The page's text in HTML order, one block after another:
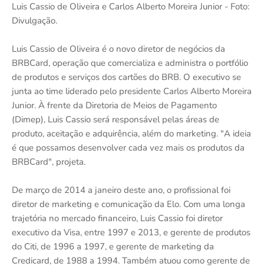
Luis Cassio de Oliveira e Carlos Alberto Moreira Junior - Foto:
Divulgação.
Luis Cassio de Oliveira é o novo diretor de negócios da
BRBCard, operação que comercializa e administra o portfólio
de produtos e serviços dos cartões do BRB. O executivo se
junta ao time liderado pelo presidente Carlos Alberto Moreira
Junior. À frente da Diretoria de Meios de Pagamento
(Dimep), Luis Cassio será responsável pelas áreas de
produto, aceitação e adquirência, além do marketing. "A ideia
é que possamos desenvolver cada vez mais os produtos da
BRBCard", projeta.
De março de 2014 a janeiro deste ano, o profissional foi
diretor de marketing e comunicação da Elo. Com uma longa
trajetória no mercado financeiro, Luis Cassio foi diretor
executivo da Visa, entre 1997 e 2013, e gerente de produtos
do Citi, de 1996 a 1997, e gerente de marketing da
Credicard, de 1988 a 1994. Também atuou como gerente de